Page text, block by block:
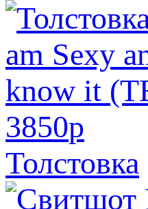
3850p
Толстовка